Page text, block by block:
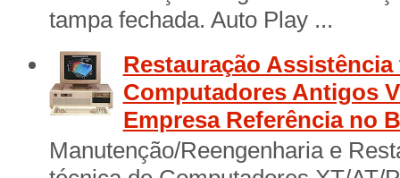
tampa fechada. Auto Play ...
Restauração Assistência
Computadores Antigos
Empresa Referência no
Manutenção/Reengenharia e